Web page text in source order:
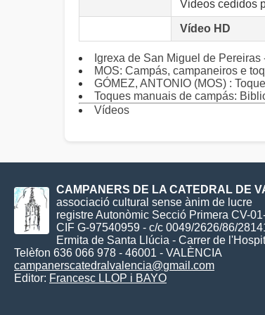
Videos cedidos
Vídeo HD
Igrexa de San Miguel de
MOS: Campás, campaneiros e
GÓMEZ, ANTONIO (MOS) :
Toques manuais de campás:
Vídeos
CAMPANERS DE LA CATEDRAL DE
associació cultural sense ànim de lucre
registre Autonòmic Secció Primera CV-
CIF G-97540959 - c/c 0049/2626/86/
Ermita de Santa Llúcia - Carrer de
Telèfon 636 066 978 - 46001 - VALÈNCIA
campanerscatedralvalencia@gmail.com
Editor: Francesc LLOP i BAYO